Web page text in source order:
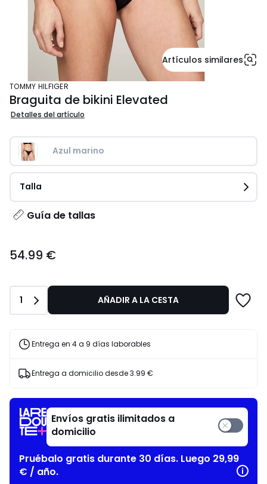
Artículos similares
TOMMY HILFIGER
Braguita de bikini Elevated
Detalles del artículo
Azul marino
Talla
Guía de tallas
€.
54.99 €
Cantidad
1 AÑADIR A LA CESTA
Entrega en 4 a 9 días laborables
Entrega a domicilio desde3.99 €
Envíos gratis ilimitados a
domicilio
Pruébalo gratis durante 30 días. Luego 29,99
€ / año.